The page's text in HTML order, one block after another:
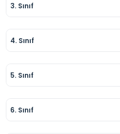
3. Sınıf
4. Sınıf
5. Sınıf
6. Sınıf